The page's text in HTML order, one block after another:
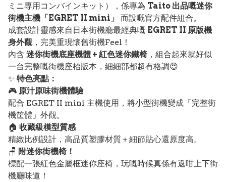
ミニ専用コンバインキット），係專為 Taito 出品嘅迷你
街機主機「EGRET II mini」
而設嘅官方配件組合。
成套設計靈感來自日本街機廳最經典嘅 EGRET II 原版機
身外觀，完美重現懷舊街機Feel！
內含 迷你街機底座機體 + 紅色迷你鐵椅，組合起來就好似
一台完整嘅街機座枱版本，細細部都超有格調😍
✨ 特色亮點：
🎮 原汁原味街機體驗
配合 EGRET II mini 主機使用，將小型街機變成「完整街
機筐體」外觀。
🏠 收藏級模型質感
精緻比例設計，高品質塑膠材質＋細節貼心還原度高。
🪑 附迷你街機椅！
標配一張紅色金屬框迷你座椅，玩嘅時候真係有返咁上下街
機廳味道！